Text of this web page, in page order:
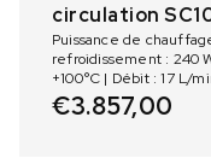
circulation
Puissance de
refroidissement : 240
+100°C | Débit : 17 L/
€3.857,00